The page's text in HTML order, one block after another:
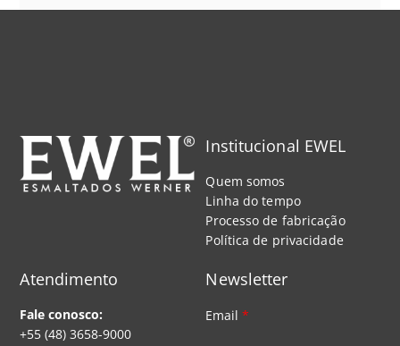
Institucional EWEL
Quem somos
Linha do tempo
Processo de fabricação
Política de privacidade
Atendimento
Fale conosco:
+55 (48) 3658-9000
Newsletter
Email*